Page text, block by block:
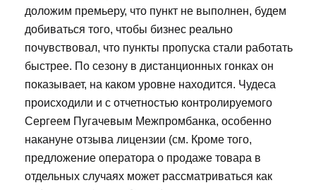
доложим премьеру, что пункт не выполнен, будем
добиваться того, чтобы бизнес реально
почувствовал, что пункты пропуска стали работать
быстрее. По сезону в дистанционных гонках он
показывает, на каком уровне находится. Чудеса
происходили и с отчетностью контролируемого
Сергеем Пугачевым Межпромбанка, особенно
накануне отзыва лицензии (см. Кроме того,
предложение оператора о продаже товара в
отдельных случаях может рассматриваться как